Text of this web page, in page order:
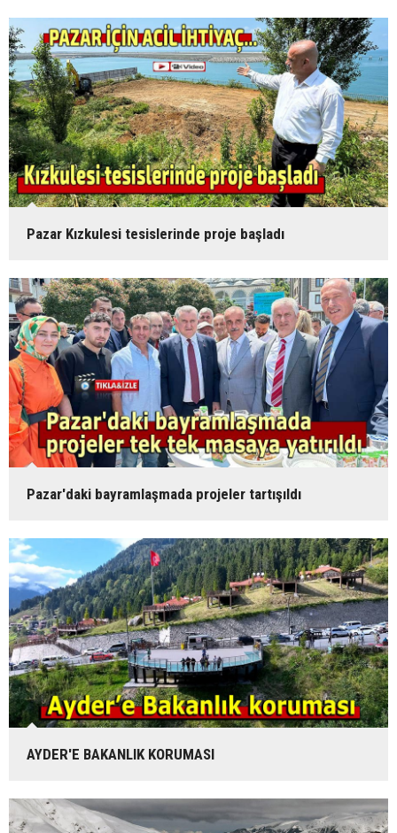
Pazar Kızkulesi tesislerinde proje başladı
Pazar'daki bayramlaşmada projeler tartışıldı
AYDER'E BAKANLIK KORUMASI